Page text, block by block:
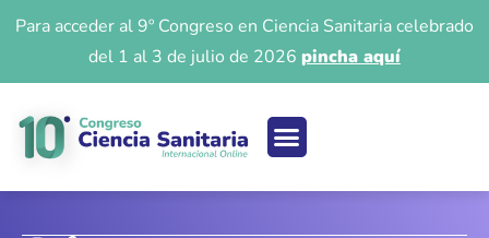
Para acceder al 9º Congreso en Ciencia Sanitaria celebrado
del 1 al 3 de julio de 2026 pincha aquí